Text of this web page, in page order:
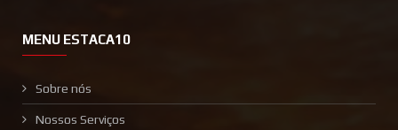
MENU ESTACA10
Sobre nós
Nossos Serviços